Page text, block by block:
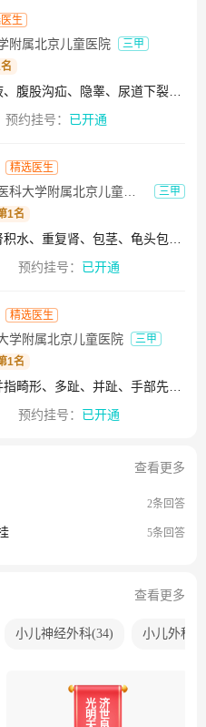
团，创新“病人不动、医生移
事单位成员已达73家。医院
利、澳大利亚、瑞典、德
的儿童医疗机构和科研院所
，是科技部认定的儿童重大
病人为中心，全心全意为儿
标兵钱素云等杰出代表。医
注健康”，成立“北京儿童健
就医；组织医疗骨干参加援疆
义诊活动，为偏远地区和基
康；开展免费救治西藏先心
病、糖尿病、白血病儿童夏
北京最受欢迎三甲医院”荣誉
劳动奖状”“全国模范职工之
生
附属北京儿童医院
三甲
擅长：包茎、鞘膜积液、腹股沟疝、隐睾、尿道下裂、肾积水、重复肾、隐匿阴茎、尿道瘘、龟头包皮炎、睾丸炎、附睾炎、睾丸扭转、膀胱输尿管反流、输尿管狭窄
预约挂号： 已开通
精选医生
科大学附属北京儿童医院
三甲
1名
擅长：包皮过长、肾积水、重复肾、包茎、龟头包皮炎、睾丸肿瘤、肾母细胞瘤、隐睾、小儿疝气、隐匿阴茎、睾丸或阴囊发育不全、鞘膜积液、尿道下裂、尿道上裂、尿布皮炎
预约挂号： 已开通
精选医生
学附属北京儿童医院
三甲
1名
擅长：多指畸形、并指畸形、多趾、并趾、手部先天性畸形、儿童骨折、下肢骨关节损伤、上肢骨关节损伤、先天性手部关节挛缩、手部腱鞘囊肿、手外伤、扁平足、先天性马蹄内翻足、先天性高弓足
预约挂号： 已开通
查看更多
2条回答
5条回答
查看更多
小儿神经外科(34) 小儿外科
光
明
济
世